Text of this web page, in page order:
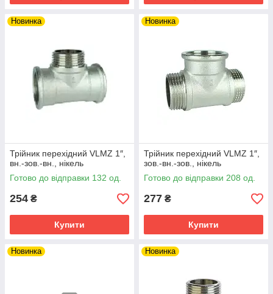
Новинка
Трійник перехідний VLMZ 1″,
вн.-зов.-вн., нікель
Готово до відправки 132 од.
254 ₴
Купити
Новинка
Трійник перехідний VLMZ 1″,
зов.-вн.-зов., нікель
Готово до відправки 208 од.
277 ₴
Купити
Новинка Новинка